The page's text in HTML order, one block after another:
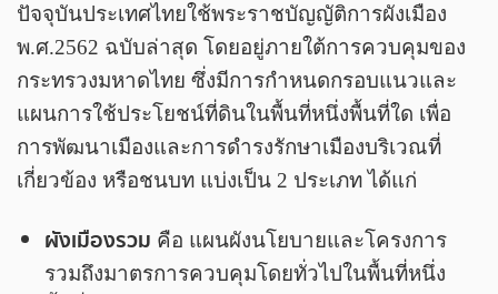
ปัจจุบันประเทศไทยใช้พระราชบัญญัติการผังเมือง
พ.ศ.2562 ฉบับล่าสุด โดยอยู่ภายใต้การควบคุมของ
กระทรวงมหาดไทย ซึ่งมีการกำหนดกรอบแนวและ
แผนการใช้ประโยชน์ที่ดินในพื้นที่หนึ่งพื้นที่ใด เพื่อ
การพัฒนาเมืองและการดำรงรักษาเมืองบริเวณที่
เกี่ยวข้อง หรือชนบท แบ่งเป็น 2 ประเภท ได้แก่
ผังเมืองรวม คือ แผนผังนโยบายและโครงการ
รวมถึงมาตรการควบคุมโดยทั่วไปในพื้นที่หนึ่ง